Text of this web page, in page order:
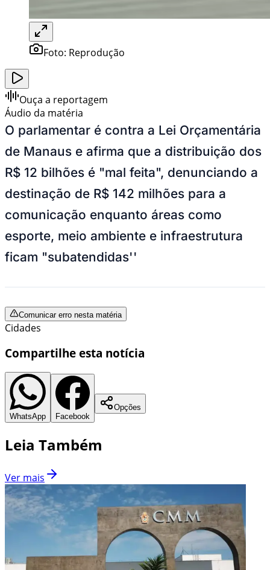
Foto: Reprodução
Ouça a reportagem
Áudio da matéria
O parlamentar é contra a Lei Orçamentária
de Manaus e afirma que a distribuição dos
R$ 12 bilhões é "mal feita", denunciando a
destinação de R$ 142 milhões para a
comunicação enquanto áreas como
esporte, meio ambiente e infraestrutura
ficam "subatendidas''
Comunicar erro nesta matéria
Cidades
Compartilhe esta notícia
WhatsApp Facebook
Opções
Leia Também
Ver mais